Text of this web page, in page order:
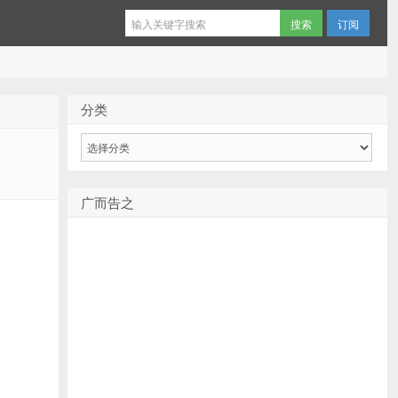
订阅
分类
广而告之